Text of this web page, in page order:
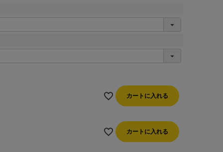
カートに入れる
カートに入れる